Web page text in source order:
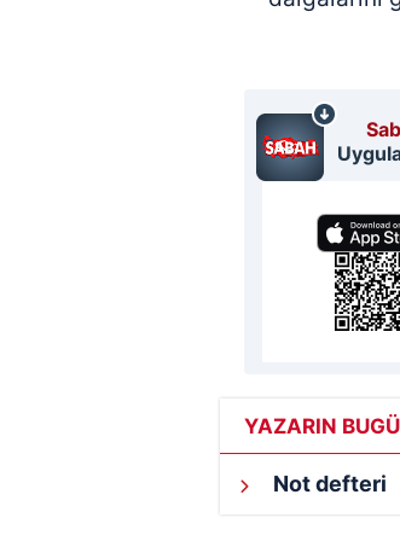
mevzuata
YAZARIN
Not defteri